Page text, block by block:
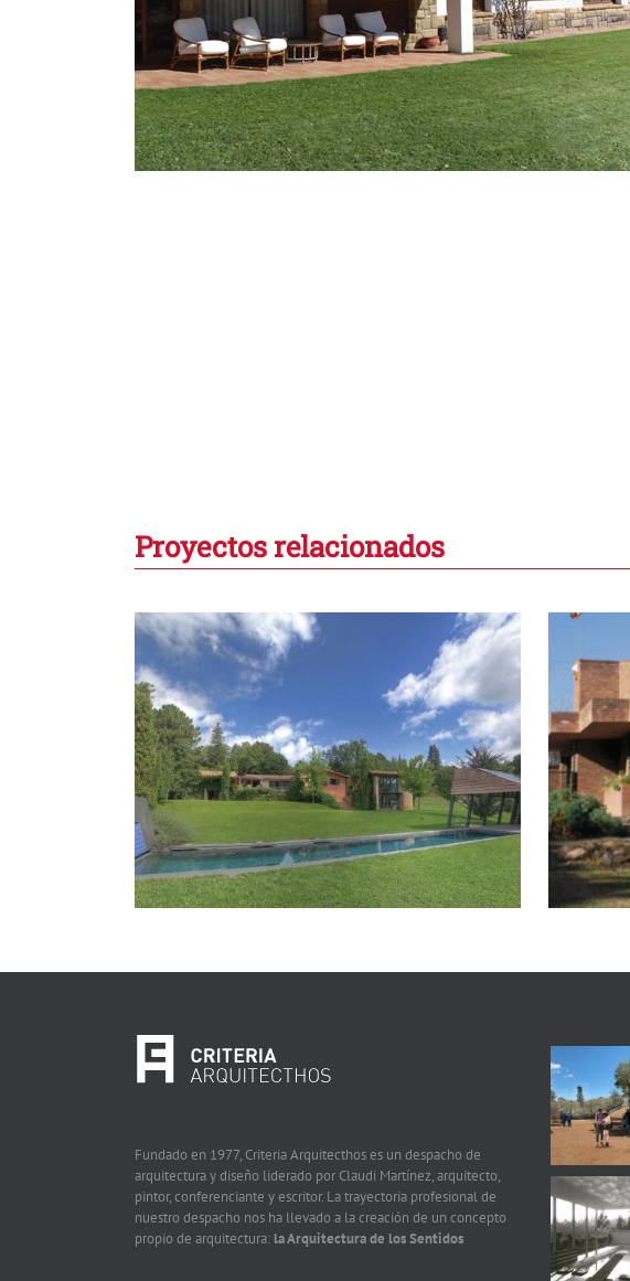
Proyectos relacionados
Casa taller para una pintora en
Bellaterra
Fundado en 1977, Criteria Arquitecthos es un despacho de
arquitectura y diseño liderado por Claudi Martínez, arquitecto,
pintor, conferenciante y escritor. La trayectoria profesional de
nuestro despacho nos ha llevado a la creación de un concepto
propio de arquitectura: la Arquitectura de los Sentidos